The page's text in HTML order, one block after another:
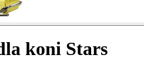
koni Stars